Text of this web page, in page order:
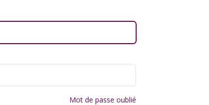
Mot de passe oublié